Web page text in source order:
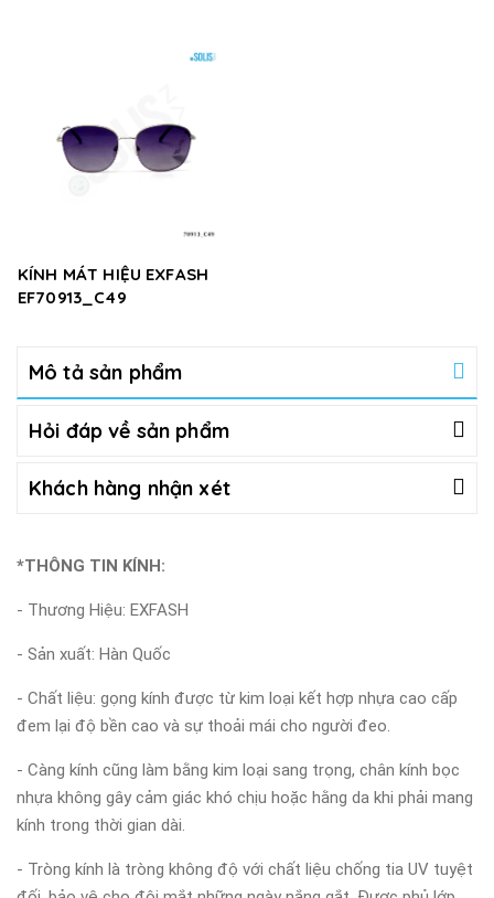
KÍNH MÁT HIỆU EXFASH
EF70913_C49
Mô tả sản phẩm
Hỏi đáp về sản phẩm
Khách hàng nhận xét
*THÔNG TIN KÍNH:
- Thương Hiệu: EXFASH
- Sản xuất: Hàn Quốc
- Chất liệu: gọng kính được từ kim loại kết hợp nhựa cao cấp
đem lại độ bền cao và sự thoải mái cho người đeo.
- Càng kính cũng làm bằng kim loại sang trọng, chân kính bọc
nhựa không gây cảm giác khó chịu hoặc hằng da khi phải mang
kính trong thời gian dài.
- Tròng kính là tròng không độ với chất liệu chống tia UV tuyệt